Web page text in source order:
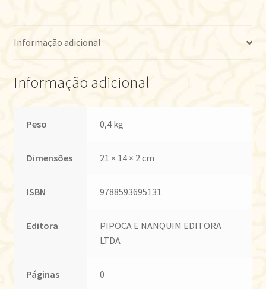
Informação adicional
Informação adicional
Peso 0,4 kg
Dimensões 21 × 14 × 2 cm
ISBN 9788593695131
Editora
PIPOCA E NANQUIM EDITORA
LTDA
Páginas 0